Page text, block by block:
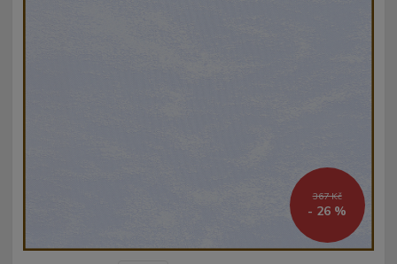
367 Kč
- 26 %